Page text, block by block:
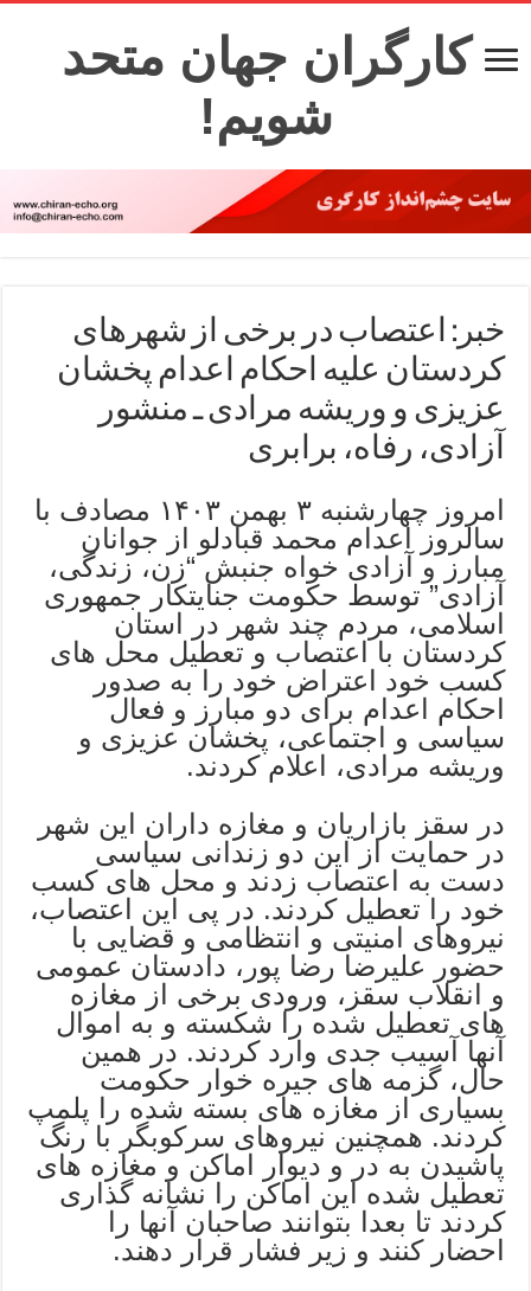
کارگران جهان متحد
شویم!
خبر: اعتصاب در برخی از شهرهای
کردستان علیه احکام اعدام پخشان
عزیزی و وریشه مرادی ـ منشور
آزادی، رفاه، برابری
امروز چهارشنبه ۳ بهمن ۱۴۰۳ مصادف با
سالروز اعدام محمد قبادلو از جوانان
مبارز و آزادی خواه جنبش “زن، زندگی،
آزادی” توسط حکومت جنایتکار جمهوری
اسلامی، مردم چند شهر در استان
کردستان با اعتصاب و تعطیل محل های
کسب خود اعتراض خود را به صدور
احکام اعدام برای دو مبارز و فعال
سیاسی و اجتماعی، پخشان عزیزی و
وریشه مرادی، اعلام کردند.
در سقز بازاریان و مغازه داران این شهر
در حمایت از این دو زندانی سیاسی
دست به اعتصاب زدند و محل های کسب
خود را تعطیل کردند. در پی این اعتصاب،
نیروهای امنیتی و انتظامی و قضایی با
حضور علیرضا رضا پور، دادستان عمومی
و انقلاب سقز، ورودی برخی از مغازه
های تعطیل شده را شکسته و به اموال
آنها آسیب جدی وارد کردند. در همین
حال، گزمه های جیره خوار حکومت
بسیاری از مغازه های بسته شده را پلمپ
کردند. همچنین نیروهای سرکوبگر با رنگ
پاشیدن به در و دیوار اماکن و مغازه های
تعطیل شده این اماکن را نشانه گذاری
کردند تا بعدا بتوانند صاحبان آنها را
احضار کنند و زیر فشار قرار دهند.